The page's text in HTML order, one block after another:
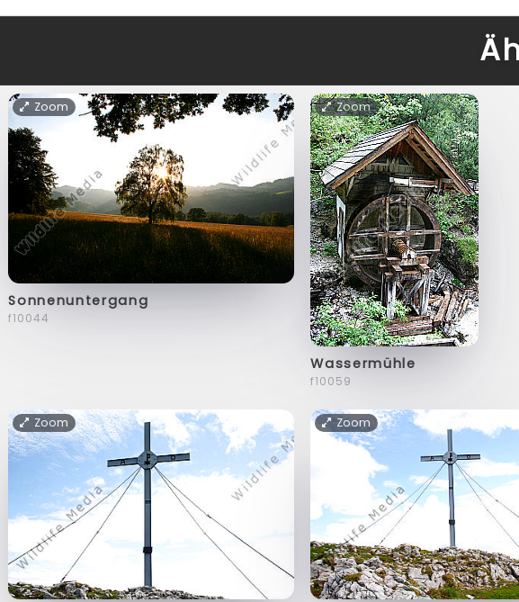
Zoom
Sonnenuntergang
f10044
Zoom
Wassermühle
f10059
Zoom Zoom